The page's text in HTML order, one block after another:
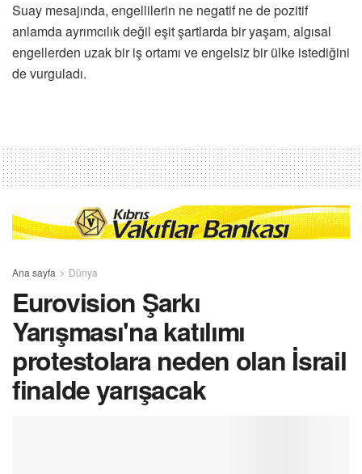
Suay mesajında, engellilerin ne negatif ne de pozitif
anlamda ayrımcılık değil eşit şartlarda bir yaşam, algısal
engellerden uzak bir iş ortamı ve engelsiz bir ülke istediğini
de vurguladı.
Ana sayfa Dünya
Eurovision Şarkı
Yarışması'na katılımı
protestolara neden olan İsrail
finalde yarışacak